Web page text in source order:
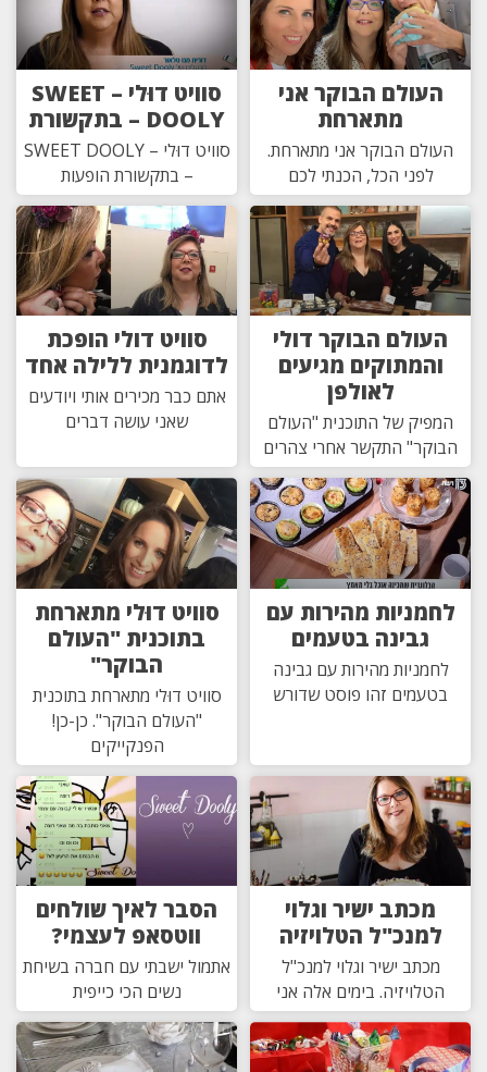
העולם הבוקר אני
מתארחת
העולם הבוקר אני מתארחת.
לפני הכל, הכנתי לכם
סוויט דוּלי – SWEET
DOOLY – בתקשורת
סוויט דוּלי – SWEET DOOLY
– בתקשורת הופעות
העולם הבוקר דולי
והמתוקים מגיעים
לאולפן
המפיק של התוכנית "העולם
הבוקר" התקשר אחרי צהרים
סוויט דולי הופכת
לדוגמנית ללילה אחד
אתם כבר מכירים אותי ויודעים
שאני עושה דברים
לחמניות מהירות עם
גבינה בטעמים
לחמניות מהירות עם גבינה
בטעמים זהו פוסט שדורש
סוויט דוּלי מתארחת
בתוכנית "העולם
הבוקר"
סוויט דוּלי מתארחת בתוכנית
"העולם הבוקר". כן-כן!
הפנקייקים
מכתב ישיר וגלוי
למנכ"ל הטלויזיה
מכתב ישיר וגלוי למנכ"ל
הטלויזיה. בימים אלה אני
הסבר לאיך שולחים
ווטסאפ לעצמי?
אתמול ישבתי עם חברה בשיחת
נשים הכי כייפית